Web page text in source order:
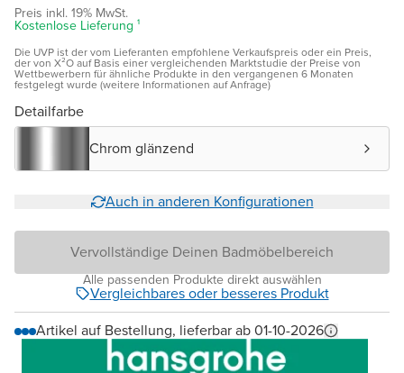
Preis inkl. 19% MwSt.
Kostenlose Lieferung ¹
Die UVP ist der vom Lieferanten empfohlene Verkaufspreis oder ein Preis,
der von X²O auf Basis einer vergleichenden Marktstudie der Preise von
Wettbewerbern für ähnliche Produkte in den vergangenen 6 Monaten
festgelegt wurde (weitere Informationen auf Anfrage)
Detailfarbe
Chrom glänzend
Auch in anderen Konfigurationen
Vervollständige Deinen Badmöbelbereich
Alle passenden Produkte direkt auswählen
Vergleichbares oder besseres Produkt
Artikel auf Bestellung, lieferbar ab 01-10-2026